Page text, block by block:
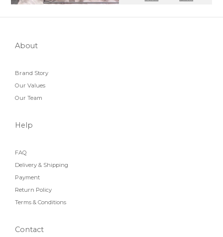
About
Brand Story
Our Values
Our Team
Help
FAQ
Delivery & Shipping
Payment
Return Policy
Terms & Conditions
Contact